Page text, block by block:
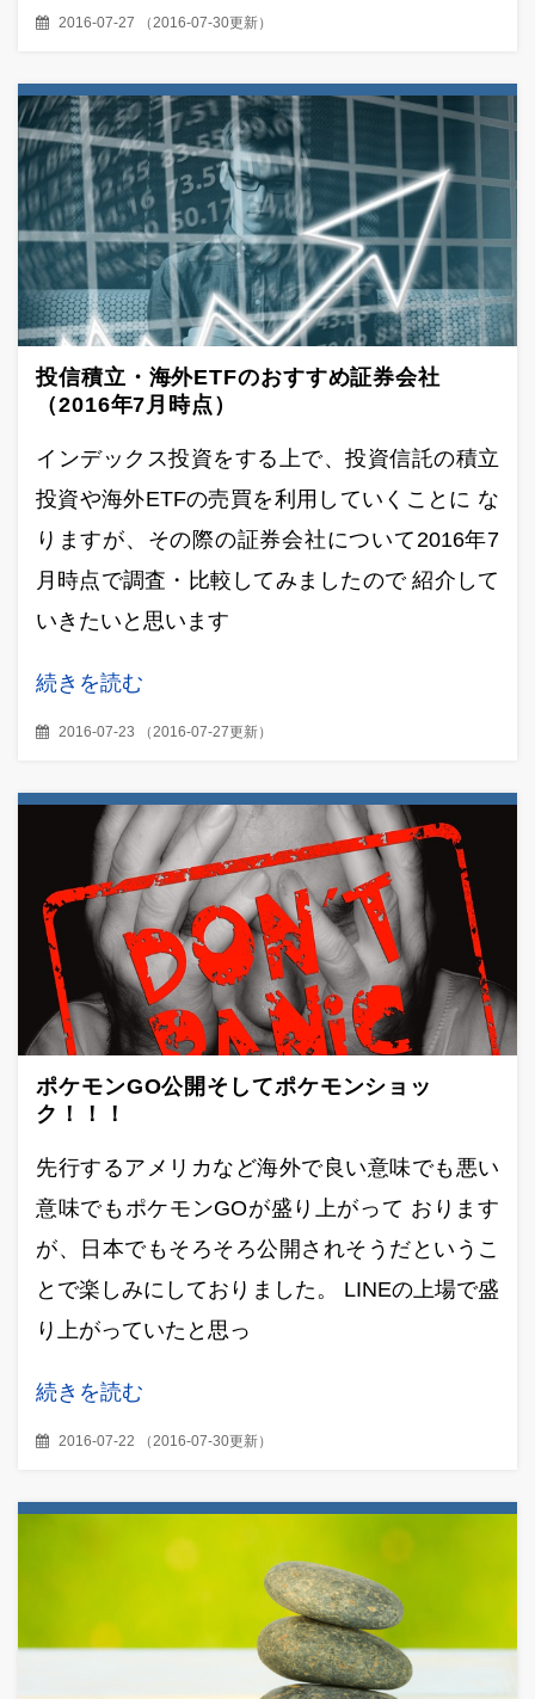
2016-07-27 （2016-07-30更新）
投信積立・海外ETFのおすすめ証券会社
（2016年7月時点）
インデックス投資をする上で、投資信託の積立
投資や海外ETFの売買を利用していくことに な
りますが、その際の証券会社について2016年7
月時点で調査・比較してみましたので 紹介して
いきたいと思います
続きを読む
2016-07-23 （2016-07-27更新）
ポケモンGO公開そしてポケモンショッ
ク！！！
先行するアメリカなど海外で良い意味でも悪い
意味でもポケモンGOが盛り上がって おります
が、日本でもそろそろ公開されそうだというこ
とで楽しみにしておりました。 LINEの上場で盛
り上がっていたと思っ
続きを読む
2016-07-22 （2016-07-30更新）